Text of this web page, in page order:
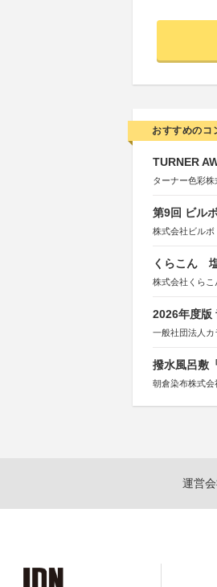
おすすめのコ
TURNER
ターナー色彩株
第9回 ビル
株式会社ビルボ
くらこん
株式会社くらこ
2026年度版
一般社団法人カ
撥水風呂敷
朝倉染布株式会
運営